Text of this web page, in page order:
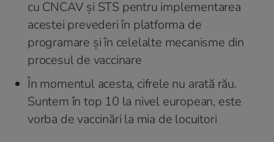
cu CNCAV și STS pentru implementarea
acestei prevederi în platforma de
programare și în celelalte mecanisme din
procesul de vaccinare
În momentul acesta, cifrele nu arată rău.
Suntem în top 10 la nivel european, este
vorba de vaccinări la mia de locuitori